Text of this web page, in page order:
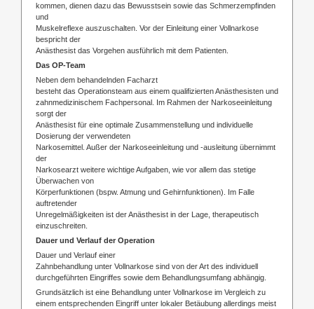
kommen, dienen dazu das Bewusstsein sowie das Schmerzempfinden
und
Muskelreflexe auszuschalten. Vor der Einleitung einer Vollnarkose
bespricht der
Anästhesist das Vorgehen ausführlich mit dem Patienten.
Das OP-Team
Neben dem behandelnden Facharzt
besteht das Operationsteam aus einem qualifizierten Anästhesisten und
zahnmedizinischem Fachpersonal. Im Rahmen der Narkoseeinleitung
sorgt der
Anästhesist für eine optimale Zusammenstellung und individuelle
Dosierung der verwendeten
Narkosemittel. Außer der Narkoseeinleitung und -ausleitung übernimmt
der
Narkosearzt weitere wichtige Aufgaben, wie vor allem das stetige
Überwachen von
Körperfunktionen (bspw. Atmung und Gehirnfunktionen). Im Falle
auftretender
Unregelmäßigkeiten ist der Anästhesist in der Lage, therapeutisch
einzuschreiten.
Dauer und Verlauf der Operation
Dauer und Verlauf einer
Zahnbehandlung unter Vollnarkose sind von der Art des individuell
durchgeführten Eingriffes sowie dem Behandlungsumfang abhängig.
Grundsätzlich ist eine Behandlung unter Vollnarkose im Vergleich zu
einem entsprechenden Eingriff unter lokaler Betäubung allerdings meist